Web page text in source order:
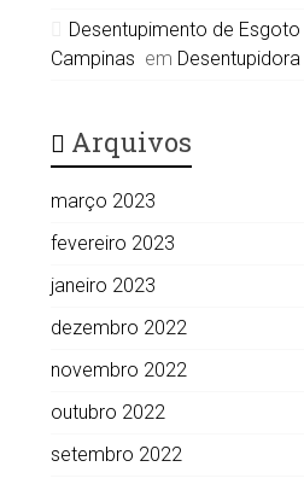
Desentupimento de
Campinas em
Arquivos
março 2023
fevereiro 2023
janeiro 2023
dezembro 2022
novembro 2022
outubro 2022
setembro 2022